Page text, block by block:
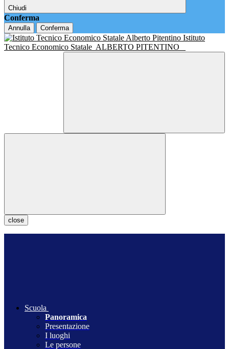
Chiudi
Conferma
Annulla Conferma
Istituto
Tecnico Economico Statale ALBERTO PITENTINO
close
Scuola
Panoramica
Presentazione
I luoghi
Le persone